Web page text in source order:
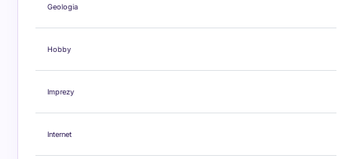
Geologia
Hobby
Imprezy
Internet